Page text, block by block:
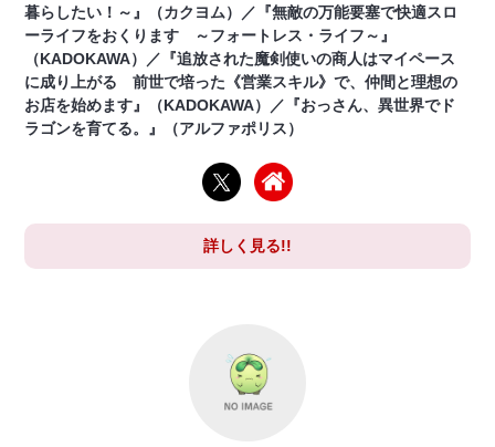
暮らしたい！～』（カクヨム）／『無敵の万能要塞で快適スロ
ーライフをおくります ～フォートレス・ライフ～』
（KADOKAWA）／『追放された魔剣使いの商人はマイペース
に成り上がる 前世で培った《営業スキル》で、仲間と理想の
お店を始めます』（KADOKAWA）／『おっさん、異世界でド
ラゴンを育てる。』（アルファポリス）
詳しく見る!!